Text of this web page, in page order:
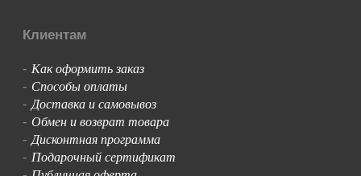
Клиентам
- Как оформить заказ
- Способы оплаты
-Доставка и самовывоз
- Обмен и возврат товара
-Дисконтная программа
- Подарочный сертификат